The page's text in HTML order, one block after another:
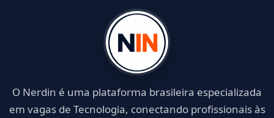
O Nerdin é uma plataforma brasileira especializada
em vagas de Tecnologia, conectando profissionais às